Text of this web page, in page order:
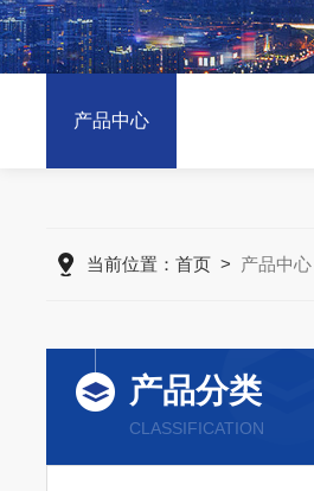
产品中心
当前位置： 首页 > 产品中心
产品分类
CLASSIFICATION